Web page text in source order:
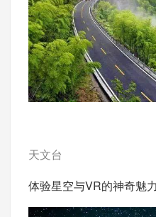
天文台
体验星空与VR的神奇魅力